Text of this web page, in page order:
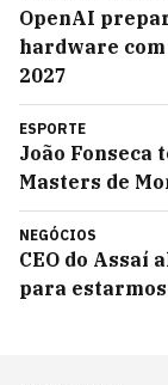
OpenAI
hardware
2027
ESPORTE
João Fonseca
Masters de
NEGÓCIOS
CEO do Assaí
para